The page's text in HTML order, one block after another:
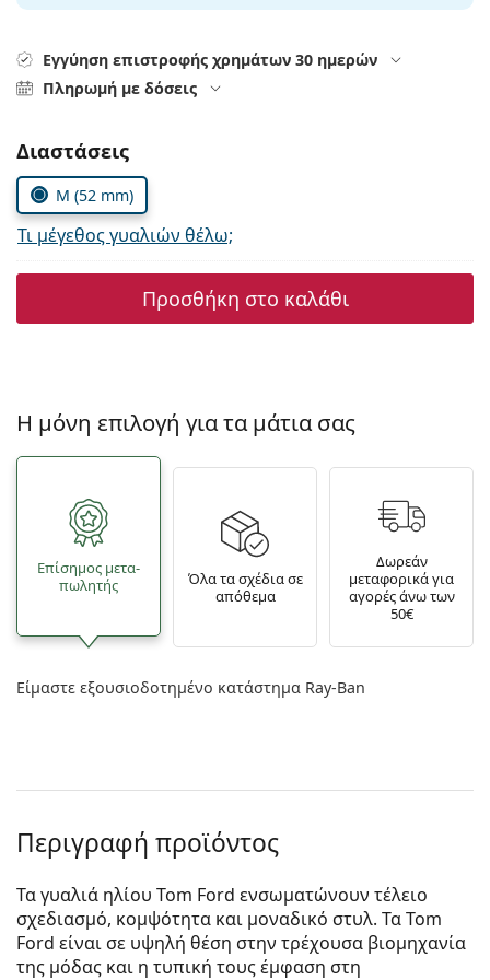
Persol
Prada
Όλες οι μάρκες
Εγγύηση επιστροφής χρημάτων 30 ημερών
Πληρωμή με δόσεις
Συμπληρώστε τις παράμετρους
Διαστάσεις
M (52 mm)
Τι μέγεθος γυαλιών θέλω;
Προσθήκη στο καλάθι
Η μόνη επιλογή για τα μάτια σας
Επίσημος μετα­
πωλητής
Όλα τα σχέδια σε
απόθεμα
Δωρεάν
μεταφορικά για
αγορές άνω των
50€
Είμαστε εξουσιοδοτημένο κατάστημα Ray-Ban
Περιγραφή προϊόντος
Τα γυαλιά ηλίου Tom Ford ενσωματώνουν τέλειο
σχεδιασμό, κομψότητα και μοναδικό στυλ. Τα Tom
Ford είναι σε υψηλή θέση στην τρέχουσα βιομηχανία
της μόδας και η τυπική τους έμφαση στη